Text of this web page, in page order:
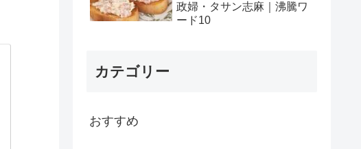
政婦・タサン志麻｜沸騰ワ
ード10
カテゴリー
おすすめ